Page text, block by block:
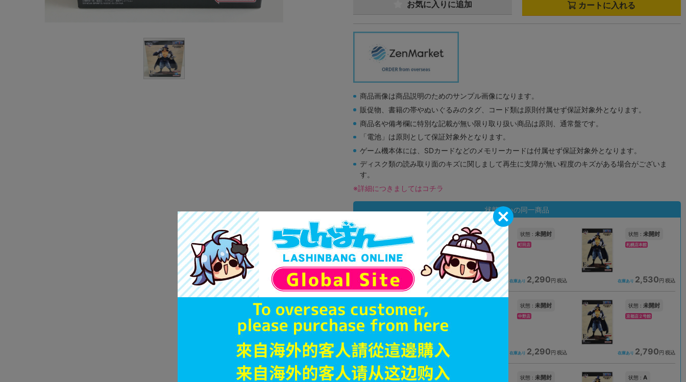
カートに入れる
お気に入りに追加
商品画像は商品説明のためのサンプル画像になります。
販促物、書籍の帯やぬいぐるみのタグ、コード類は原則付属せず保証対象外となります。
商品名や備考欄に特別な記載が無い限り取り扱い商品は原則、通常盤です。
「電池」は原則として保証対象外となります。
ゲーム機本体には、SDカードなどのメモリーカードは付属せず保証対象外となります。
ディスク類の読み取り面のキズに関しまして再生に支障が無い程度のキズがある場合がございま
す。
※詳細につきましてはコチラ
状態違いの同一商品
状態 :A
オンライン
在庫あり 3,180円 税込
状態 : 未開封
町田店
在庫あり 2,290 円 税込
状態 : 未開封
札幌店本館
在庫あり 2,530 円 税込
状態 :
仙台店
在庫あり 2,079円 税込
状態 : 未開封
中野店
在庫あり 2,290円 税込
状態 : 未開封
京都店２号館
在庫あり 2,790円 税込
状態 :未開封 状態 : 未開封 状態 : A